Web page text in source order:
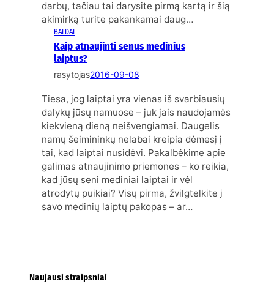
darbų, tačiau tai darysite pirmą kartą ir šią
akimirką turite pakankamai daug…
BALDAI
Kaip atnaujinti senus medinius
laiptus?
rasytojas2016-09-08
Tiesa, jog laiptai yra vienas iš svarbiausių
dalykų jūsų namuose – juk jais naudojamės
kiekvieną dieną neišvengiamai. Daugelis
namų šeimininkų nelabai kreipia dėmesį į
tai, kad laiptai nusidėvi. Pakalbėkime apie
galimas atnaujinimo priemones – ko reikia,
kad jūsų seni mediniai laiptai ir vėl
atrodytų puikiai? Visų pirma, žvilgtelkite į
savo medinių laiptų pakopas – ar…
Naujausi straipsniai